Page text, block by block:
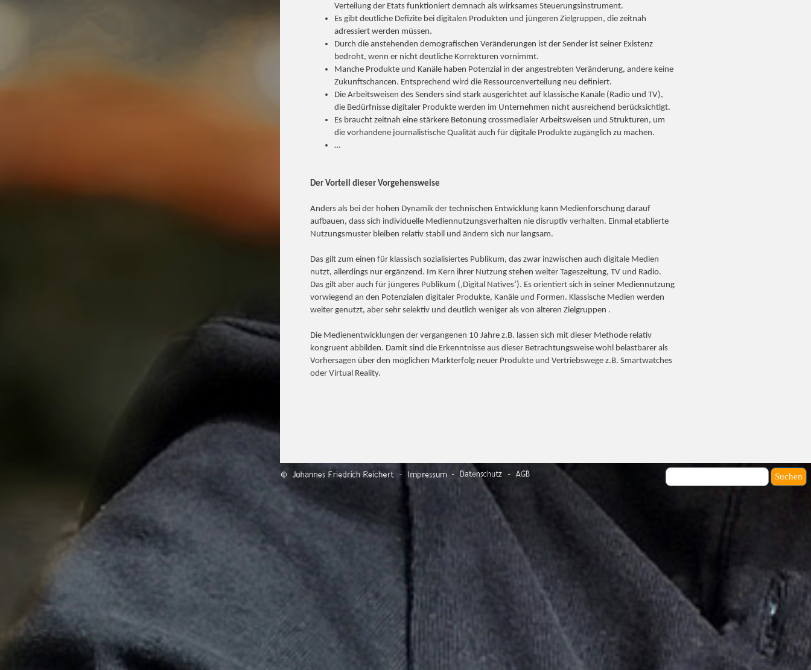
Verteilung der Etats funktioniert demnach als wirksames Steuerungsinstrument.
Es gibt deutliche Defizite bei digitalen Produkten und jüngeren Zielgruppen, die zeitnah
adressiert werden müssen.
Durch die anstehenden demografischen Veränderungen ist der Sender ist seiner Existenz
bedroht, wenn er nicht deutliche Korrekturen vornimmt.
Manche Produkte und Kanäle haben Potenzial in der angestrebten Veränderung, andere keine
Zukunftschancen. Entsprechend wird die Ressourcenverteilung neu definiert.
Die Arbeitsweisen des Senders sind stark ausgerichtet auf klassische Kanäle (Radio und TV),
die Bedürfnisse digitaler Produkte werden im Unternehmen nicht ausreichend berücksichtigt.
Es braucht zeitnah eine stärkere Betonung crossmedialer Arbeitsweisen und Strukturen, um
die vorhandene journalistische Qualität auch für digitale Produkte zugänglich zu machen.
…
Der Vorteil dieser Vorgehensweise
Anders als bei der hohen Dynamik der technischen Entwicklung kann Medienforschung darauf
aufbauen, dass sich individuelle Mediennutzungsverhalten nie disruptiv verhalten. Einmal etablierte
Nutzungsmuster bleiben relativ stabil und ändern sich nur langsam.
Das gilt zum einen für klassisch sozialisiertes Publikum, das zwar inzwischen auch digitale Medien
nutzt, allerdings nur ergänzend. Im Kern ihrer Nutzung stehen weiter Tageszeitung, TV und Radio.
Das gilt aber auch für jüngeres Publikum (‚Digital Natives‘). Es orientiert sich in seiner Mediennutzung
vorwiegend an den Potenzialen digitaler Produkte, Kanäle und Formen. Klassische Medien werden
weiter genutzt, aber sehr selektiv und deutlich weniger als von älteren Zielgruppen .
Die Medienentwicklungen der vergangenen 10 Jahre z.B. lassen sich mit dieser Methode relativ
kongruent abbilden. Damit sind die Erkenntnisse aus dieser Betrachtungsweise wohl belastbarer als
Vorhersagen über den möglichen Markterfolg neuer Produkte und Vertriebswege z.B. Smartwatches
oder Virtual Reality.
Suchen